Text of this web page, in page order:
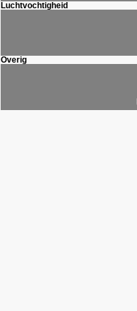
Luchtvochtigheid
Overig